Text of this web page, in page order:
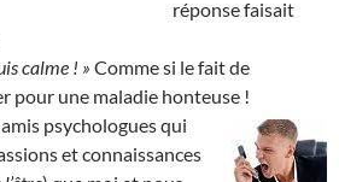
réponse faisait
calme ! » Comme si le fait de
pour une maladie honteuse !
amis psychologues qui
et connaissances